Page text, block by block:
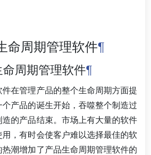
命周期管理软件¶
周期管理软件¶
在管理产品的整个生命周期方面提
产品的诞生开始，吞噬整个制造过
的产品结束。市场上有大量的软件
，有时会使客户难以选择最佳的软
潮增加了产品生命周期管理软件的